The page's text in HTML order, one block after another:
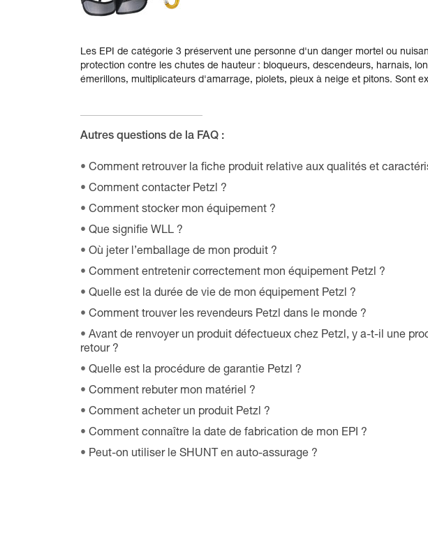
Les EPI de catégorie 3 préservent une personne d'un danger mortel ou
protection contre les chutes de hauteur : bloqueurs, descendeurs, harnais,
émerillons, multiplicateurs d'amarrage, piolets, pieux à neige et pitons. Sont
Autres questions de la FAQ :
Comment retrouver la fiche produit relative aux qualités et
Comment contacter Petzl ?
Comment stocker mon équipement ?
Que signifie WLL ?
Où jeter l’emballage de mon produit ?
Comment entretenir correctement mon équipement Petzl ?
Quelle est la durée de vie de mon équipement Petzl ?
Comment trouver les revendeurs Petzl dans le monde ?
Avant de renvoyer un produit défectueux chez Petzl, y a-t-il une
retour ?
Quelle est la procédure de garantie Petzl ?
Comment rebuter mon matériel ?
Comment acheter un produit Petzl ?
Comment connaître la date de fabrication de mon EPI ?
Peut-on utiliser le SHUNT en auto-assurage ?